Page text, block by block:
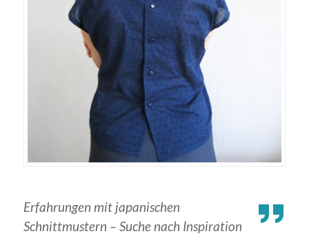
Erfahrungen mit japanischen
Schnittmustern – Suche nach Inspiration